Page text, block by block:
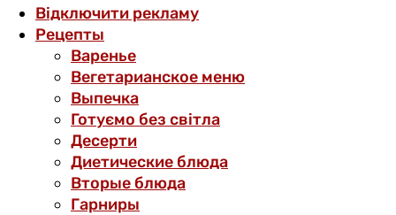
Відключити рекламу
Рецепты
Варенье
Вегетарианское меню
Выпечка
Готуємо без світла
Десерти
Диетические блюда
Вторые блюда
Гарниры